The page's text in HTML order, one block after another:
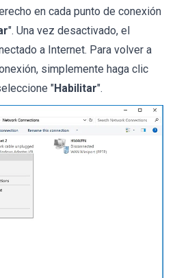
en cada punto de conexión
". Una vez desactivado, el
a Internet. Para volver a
simplemente haga clic
"Habilitar".